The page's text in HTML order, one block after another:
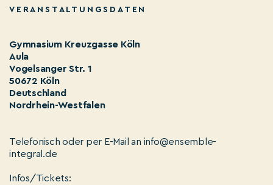
VERANSTALTUNGSDATEN
Gymnasium Kreuzgasse Köln
Aula
Vogelsanger Str. 1
50672 Köln
Deutschland
Nordrhein-Westfalen
Telefonisch oder per E-Mail an info@ensemble-
integral.de
Infos/Tickets: